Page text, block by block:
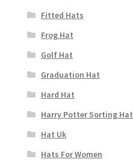
Fitted Hats
Frog Hat
Golf Hat
Graduation Hat
Hard Hat
Harry Potter Sorting Hat
Hat Uk
Hats For Women